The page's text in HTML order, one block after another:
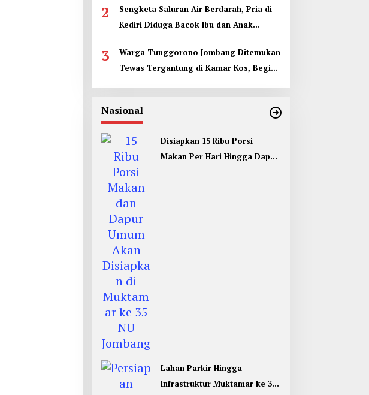
2
Sengketa Saluran Air Berdarah, Pria di
Kediri Diduga Bacok Ibu dan Anak
3
Warga Tunggorono Jombang Ditemukan
Tewas Tergantung di Kamar Kos, Begini
Nasional
Disiapkan 15 Ribu Porsi
Makan Per Hari Hingga Dapur
Lahan Parkir Hingga
Infrastruktur Muktamar ke 35